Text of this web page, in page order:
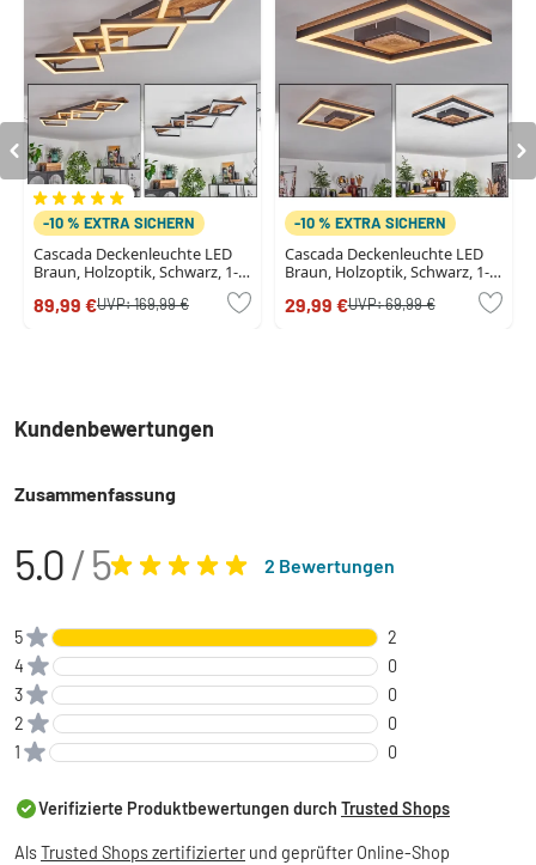
-10 % EXTRA SICHERN
Cascada Deckenleuchte LED
Braun, Holzoptik, Schwarz, 1-
89,99 €UVP:169,99 €
-10 % EXTRA SICHERN
Cascada Deckenleuchte LED
Braun, Holzoptik, Schwarz, 1-
29,99 €UVP:69,99 €
Kundenbewertungen
Zusammenfassung
5.0/ 5 2 Bewertungen
5
2
4
0
3
0
2
0
1
0
Verifizierte Produktbewertungen durch Trusted Shops
AlsTrusted Shops zertifizierter und geprüfter Online-Shop